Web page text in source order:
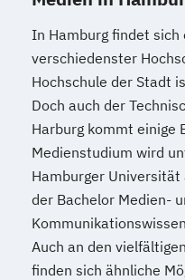
In Hamburg findet sich
verschiedenster
Hochschule der Stadt
Doch auch der
Harburg kommt einige
Medienstudium wird
Hamburger
der Bachelor Medien-
Auch an den
finden sich ähnliche